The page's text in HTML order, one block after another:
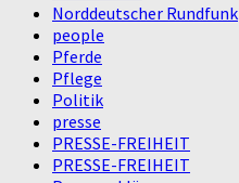
Norddeutscher Rundfunk
people
Pferde
Pflege
Politik
presse
PRESSE-FREIHEIT
PRESSE-FREIHEIT